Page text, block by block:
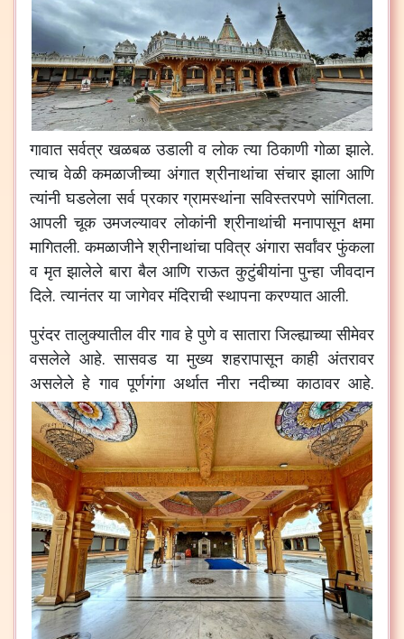
गावात सर्वत्र खळबळ उडाली व लोक त्या ठिकाणी गोळा झाले.
त्याच वेळी कमळाजीच्या अंगात श्रीनाथांचा संचार झाला आणि
त्यांनी घडलेला सर्व प्रकार ग्रामस्थांना सविस्तरपणे सांगितला.
आपली चूक उमजल्यावर लोकांनी श्रीनाथांची मनापासून क्षमा
मागितली. कमळाजीने श्रीनाथांचा पवित्र अंगारा सर्वांवर फुंकला
व मृत झालेले बारा बैल आणि राऊत कुटुंबीयांना पुन्हा जीवदान
दिले. त्यानंतर या जागेवर मंदिराची स्थापना करण्यात आली.
पुरंदर तालुक्यातील वीर गाव हे पुणे व सातारा जिल्ह्याच्या सीमेवर
वसलेले आहे. सासवड या मुख्य शहरापासून काही अंतरावर
असलेले हे गाव पूर्णगंगा अर्थात नीरा नदीच्या काठावर आहे.